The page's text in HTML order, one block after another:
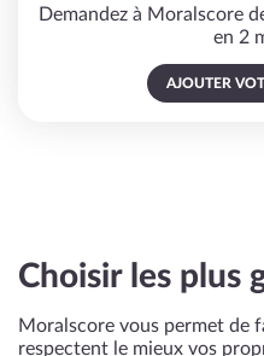
Demandez à Moralscore
en 2
AJOUTER
Choisir les plus
Moralscore vous permet de
respectent le mieux vos